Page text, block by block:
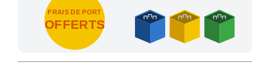
FRAIS DE PORT
OFFERTS
Achetez 4 sachets ou boîtes d'agrafes ou de pointes et